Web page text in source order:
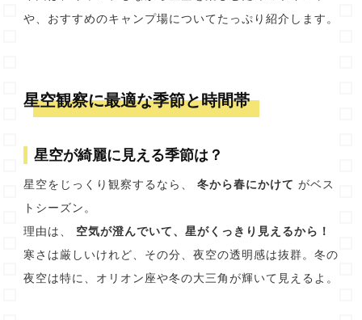
や、おすすめのキャンプ場についてたっぷり紹介します。
星空観察に最適な季節と時間帯
星空が綺麗に見える季節は？
星空をじっくり観察するなら、 冬から春にかけて がベス
トシーズン。
理由は、 空気が澄んでいて、星がくっきり見えるから！
寒さは厳しいけれど、その分、夜空の透明感は抜群。冬の
夜空は特に、オリオン座や冬の大三角が輝いて見えるよ。